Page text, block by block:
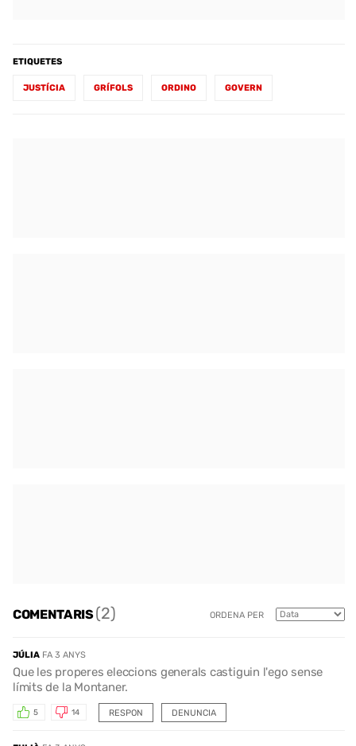
ETIQUETES
JUSTÍCIA GRÍFOLS ORDINO GOVERN
COMENTARIS(2) ORDENA PER
JÚLIA FA 3 ANYS
Que les properes eleccions generals castiguin l'ego sense
límits de la Montaner.
RESPON
5 14 DENUNCIA